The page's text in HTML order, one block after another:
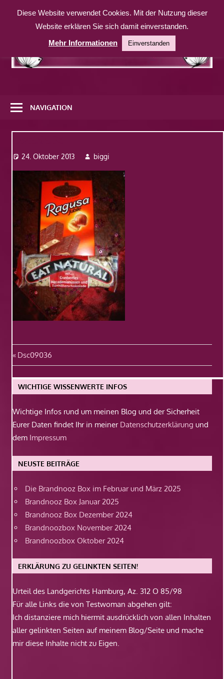
Inhalt
weitere
Website
NAVIGATION
24. Oktober 2013 biggi
Beitragsnavigation
Vorheriger
Beitrag:
Dsc09036
WICHTIGE WISSENWERTE INFOS
Wichtige Infos rund um meinen Blog und der Sicherheit
Eurer Daten findet Ihr in meiner Datenschutzerklärung und
dem Impressum
NEUSTE BEITRÄGE
Die Brandnooz Box im Februar und März 2025
Brandnooz Box Januar 2025
Brandnooz Box Dezember 2024
Brandnoozbox November 2024
Brandnoozbox Oktober 2024
ERKLÄRUNG ZU GELINKTEN SEITEN!
Urteil des Landgerichts Hamburg, Az. 312 O 85/98
Für alle Links die von Testwoman abgehen gilt:
Ich distanziere mich hiermit ausdrücklich von allen Inhalten
aller gelinkten Seiten auf meinem Blog/Seite und mache
mir diese Inhalte nicht zu Eigen.
Diese Website verwendet Cookies. Mit der Nutzung dieser
Website erklären Sie sich damit einverstanden.
Mehr Informationen
Einverstanden